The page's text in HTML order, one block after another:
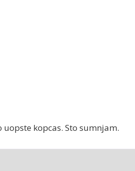
uopste kopcas. Sto sumnjam.